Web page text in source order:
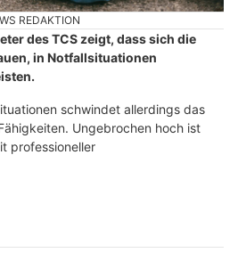
REDAKTION
des TCS zeigt, dass sich die
in Notfallsituationen
schwindet allerdings das
Ungebrochen hoch ist
professioneller